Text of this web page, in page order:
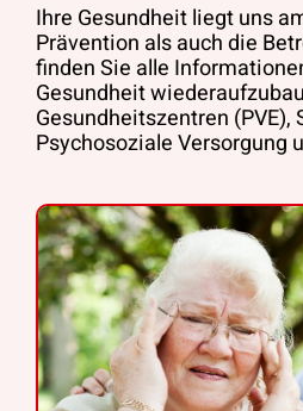
Ihre Gesundheit liegt uns
Prävention als auch die
finden Sie alle
Gesundheit
Gesundheitszentren (PVE),
Psychosoziale Versorgung